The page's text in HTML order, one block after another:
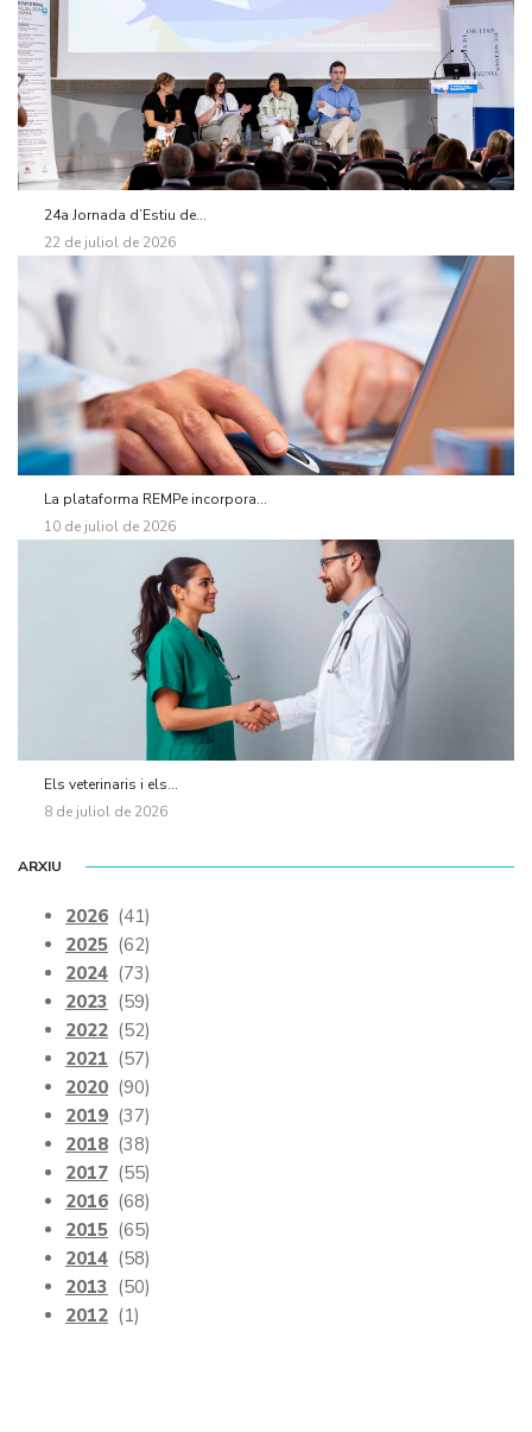
24a Jornada d’Estiu de...
22 de juliol de 2026
La plataforma REMPe incorpora...
10 de juliol de 2026
Els veterinaris i els...
8 de juliol de 2026
ARXIU
2026 (41)
2025 (62)
2024 (73)
2023 (59)
2022 (52)
2021 (57)
2020 (90)
2019 (37)
2018 (38)
2017 (55)
2016 (68)
2015 (65)
2014 (58)
2013 (50)
2012 (1)